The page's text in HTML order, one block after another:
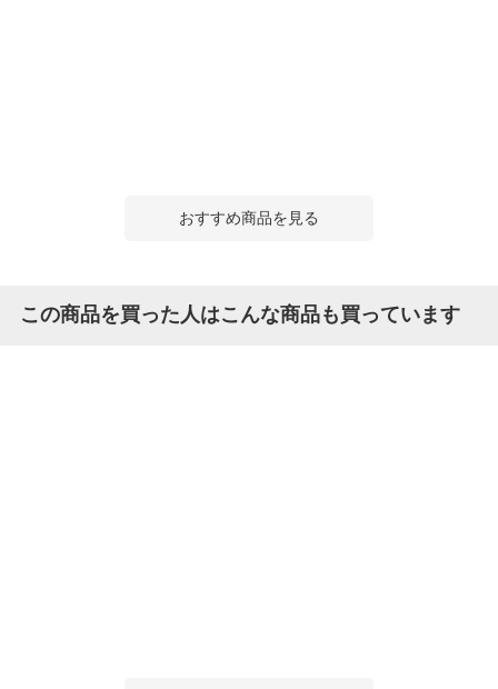
おすすめ商品を見る
この商品を買った人はこんな商品も買っています